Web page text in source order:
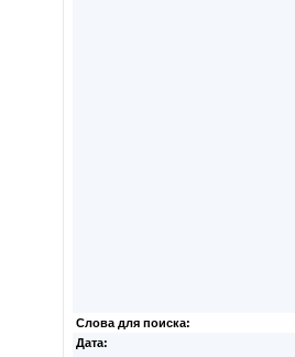
Слова для поиска:
Дата: